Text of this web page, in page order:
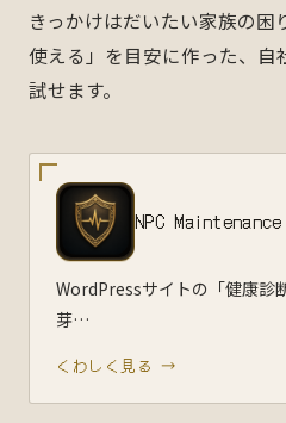
きっかけはだいたい家族の困
使える」を目安に作った、自
試せます。
NPC
WordPressサイトの「健康診
芽…
くわしく見る →